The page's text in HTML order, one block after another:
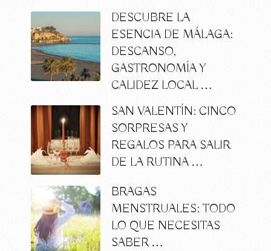
DESCUBRE LA
ESENCIA DE MÁLAGA:
DESCANSO,
GASTRONOMÍA Y
CALIDEZ LOCAL …
SAN VALENTÍN: CINCO
SORPRESAS Y
REGALOS PARA SALIR
DE LA RUTINA …
BRAGAS
MENSTRUALES: TODO
LO QUE NECESITAS
SABER …